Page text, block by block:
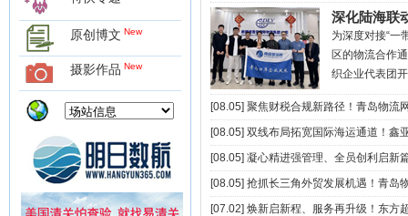
原创博文 New
摄影作品 New
深化陆海联
为深度对接“一
区的物流合作
织企业代表团
[08.05] 聚焦财税合规新路径！青岛物流
[08.05] 双线布局拓宽国际海运通道！鑫
[08.05] 凝心精进强管理、全员创利启新
[08.05] 抢抓长三角外贸发展机遇！青岛
[07.02] 焕新启新程、服务再升级！东方